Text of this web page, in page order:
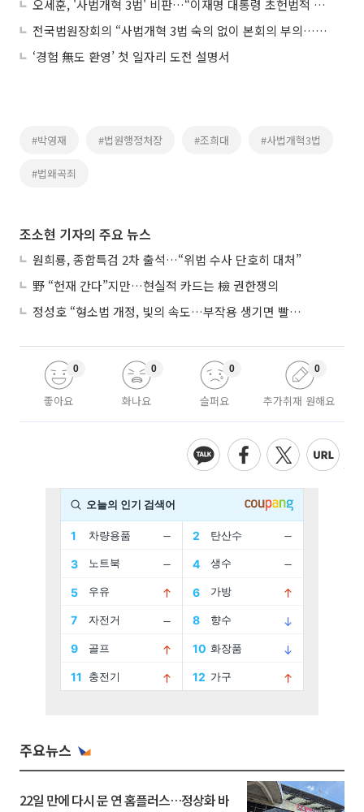
오세훈, '사법개혁 3법' 비판…“이재명 대통령 초헌법적 군주 우려”
전국법원장회의 “사법개혁 3법 숙의 없이 본회의 부의…심각한 유감”
‘경험 無도 환영’ 첫 일자리 도전 설명서
#박영재 #법원행정처장 #조희대 #사법개혁3법
#법왜곡죄
조소현 기자의 주요 뉴스
원희룡, 종합특검 2차 출석…“위법 수사 단호히 대처”
野 “헌재 간다”지만…현실적 카드는 檢 권한쟁의
정성호 “형소법 개정, 빛의 속도…부작용 생기면 빨리 고쳐야”
좋아요
0
화나요
0
슬퍼요
0
추가취재 원해요
0
주요뉴스
22일 만에 다시 문 연 홈플러스…정상화 바